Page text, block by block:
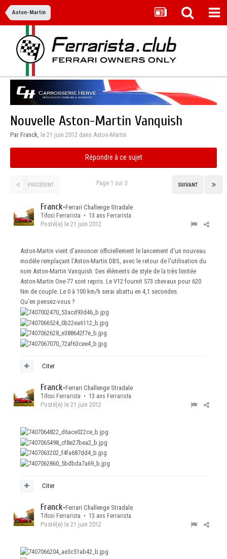
Aston-Martin
Nouvelle Aston-Martin Vanquish
Par Franck, le 21 juin 2012 dans Aston-Martin
Répondre à ce sujet
PRÉCÉDENT SUIVANT
Page 1 sur 3
Franck•Ferrari Challenge Stradale
Tifosi Ferrarista • 13 ans Ferrarista
Posté(e) le 21 juin 2012
Aston-Martin vient d'annoncer officiellement le lancement d'un nouveau
modèle remplaçant l'Aston-Martin DBS, avec le retour de l'utilisation du
nom Aston-Martin Vanquish. Des éléments de style de la très limitée
Aston-Martin One-77 sont repris. Le V12 fournit 573 chevaux pour 620
Nm de couple. Le 0 à 100 km/h serai abattu en 4,1 secondes.
Qu'en pensez-vous ?
Citer
Franck•Ferrari Challenge Stradale
Tifosi Ferrarista • 13 ans Ferrarista
Posté(e) le 21 juin 2012
Citer
Franck•Ferrari Challenge Stradale
Tifosi Ferrarista • 13 ans Ferrarista
Posté(e) le 21 juin 2012